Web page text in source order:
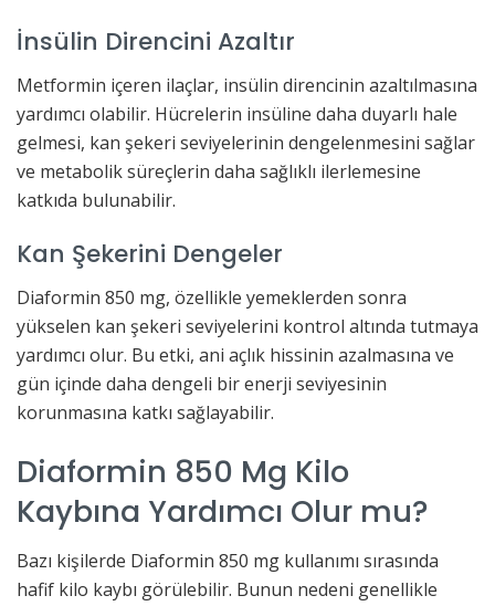
İnsülin Direncini Azaltır
Metformin içeren ilaçlar, insülin direncinin azaltılmasına
yardımcı olabilir. Hücrelerin insüline daha duyarlı hale
gelmesi, kan şekeri seviyelerinin dengelenmesini sağlar
ve metabolik süreçlerin daha sağlıklı ilerlemesine
katkıda bulunabilir.
Kan Şekerini Dengeler
Diaformin 850 mg, özellikle yemeklerden sonra
yükselen kan şekeri seviyelerini kontrol altında tutmaya
yardımcı olur. Bu etki, ani açlık hissinin azalmasına ve
gün içinde daha dengeli bir enerji seviyesinin
korunmasına katkı sağlayabilir.
Diaformin 850 Mg Kilo
Kaybına Yardımcı Olur mu?
Bazı kişilerde Diaformin 850 mg kullanımı sırasında
hafif kilo kaybı görülebilir. Bunun nedeni genellikle